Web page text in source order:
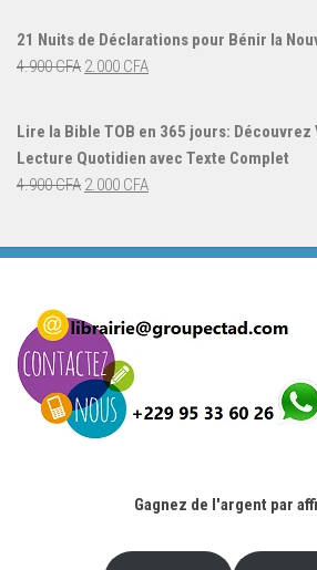
4.000 CFA.3.000 CFA.
21 Nuits de Déclarations pour Bénir la
4.900CFA Le
4.900 CFA.
2.000 CFALe
Lire la Bible TOB en 365 jours: Découvrez
Lecture Quotidien avec Texte Complet
4.900CFA Le
était :
2.000 CFALe
est :
Gagnez de l'argent par